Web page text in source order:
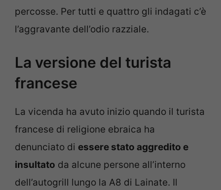
percosse. Per tutti e quattro gli indagati c’è
l’aggravante dell’odio razziale.
La versione del turista
francese
La vicenda ha avuto inizio quando il turista
francese di religione ebraica ha
denunciato di essere stato aggredito e
insultato da alcune persone all’interno
dell’autogrill lungo la A8 di Lainate. Il